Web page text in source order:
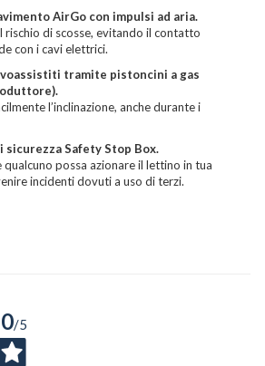
AirGo con impulsi ad aria.
rischio di scosse, evitando il contatto
con i cavi elettrici.
tramite pistoncini a gas
l’inclinazione, anche durante i
Safety Stop Box.
qualcuno possa azionare il lettino in tua
incidenti dovuti a uso di terzi.
0/5